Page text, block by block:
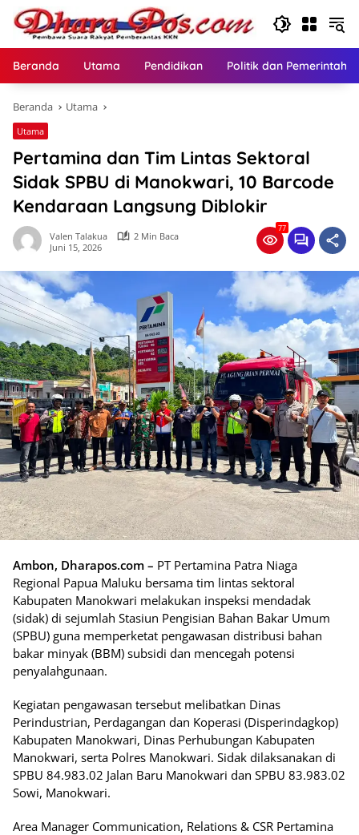
Langsung
konten
Beranda Utama Pendidikan Politik dan
Beranda Utama
Utama
Pertamina dan Tim Lintas Sektoral
Sidak SPBU di Manokwari, 10 Barcode
Kendaraan Langsung Diblokir
Valen Talakua
2 Min Baca
Juni 15, 2026
77
Ambon, Dharapos.com – PT Pertamina Patra Niaga
Regional Papua Maluku bersama tim lintas sektoral
Kabupaten Manokwari melakukan inspeksi mendadak
(sidak) di sejumlah Stasiun Pengisian Bahan Bakar Umum
(SPBU) guna memperketat pengawasan distribusi bahan
bakar minyak (BBM) subsidi dan mencegah potensi
penyalahgunaan.
Kegiatan pengawasan tersebut melibatkan Dinas
Perindustrian, Perdagangan dan Koperasi (Disperindagkop)
Kabupaten Manokwari, Dinas Perhubungan Kabupaten
Manokwari, serta Polres Manokwari. Sidak dilaksanakan di
SPBU 84.983.02 Jalan Baru Manokwari dan SPBU 83.983.02
Sowi, Manokwari.
Area Manager Communication, Relations & CSR Pertamina